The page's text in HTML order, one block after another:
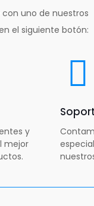
uno de nuestros
el siguiente botón:
y
mejor